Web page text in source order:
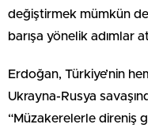
değiştirmek mümkün
barışa yönelik adımlar
Erdoğan, Türkiye’nin
Ukrayna-Rusya
“Müzakerelerle direniş